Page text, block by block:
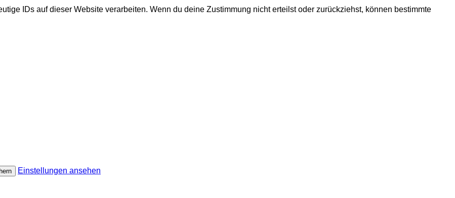
IDs auf dieser Website verarbeiten. Wenn du deine Zustimmung nicht erteilst oder zurückziehst, können bestimmte
Einstellungen ansehen